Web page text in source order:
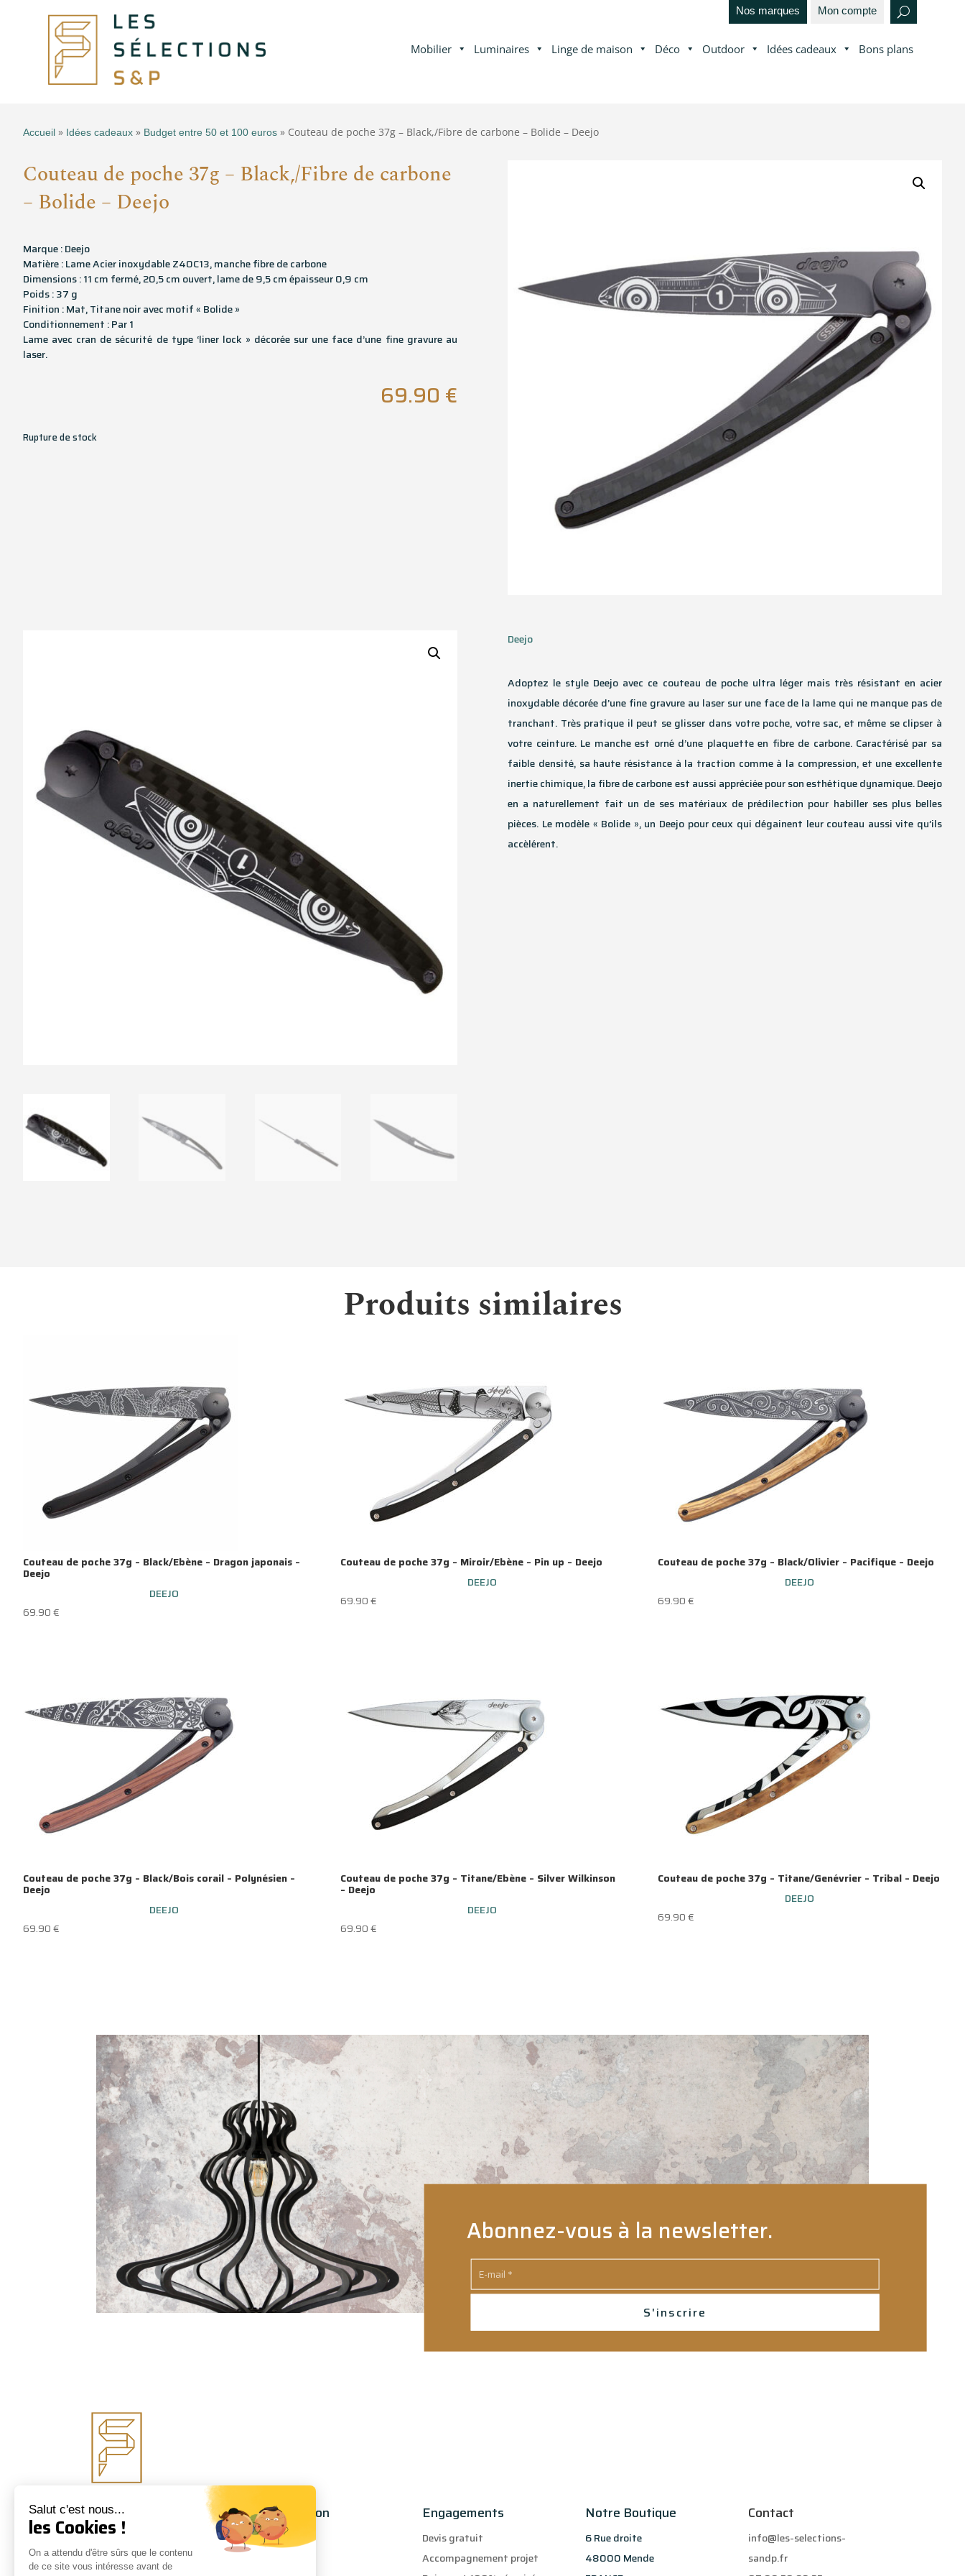
Salut c'est nous...
les Cookies !
On a attendu d'être sûrs que le contenu
de ce site vous intéresse avant de
Nos marques Mon compte
Mobilier Luminaires Linge de maison Déco Outdoor Idées cadeaux Bons plans
Accueil » Idées cadeaux » Budget entre 50 et 100 euros » Couteau de poche 37g – Black,/Fibre de carbone – Bolide – Deejo
Couteau de poche 37g – Black,/Fibre de carbone
– Bolide – Deejo
Marque : Deejo
Matière : Lame Acier inoxydable Z40C13, manche fibre de carbone
Dimensions : 11 cm fermé, 20,5 cm ouvert, lame de 9,5 cm épaisseur 0,9 cm
Poids : 37 g
Finition : Mat, Titane noir avec motif « Bolide »
Conditionnement : Par 1
Lame avec cran de sécurité de type ‘liner lock » décorée sur une face d’une fine gravure au
laser.
69.90 €
Rupture de stock
Deejo
Adoptez le style Deejo avec ce couteau de poche ultra léger mais très résistant en acier
inoxydable décorée d’une fine gravure au laser sur une face de la lame qui ne manque pas de
tranchant. Très pratique il peut se glisser dans votre poche, votre sac, et même se clipser à
votre ceinture. Le manche est orné d’une plaquette en fibre de carbone. Caractérisé par sa
faible densité, sa haute résistance à la traction comme à la compression, et une excellente
inertie chimique, la fibre de carbone est aussi appréciée pour son esthétique dynamique. Deejo
en a naturellement fait un de ses matériaux de prédilection pour habiller ses plus belles
pièces. Le modèle « Bolide », un Deejo pour ceux qui dégainent leur couteau aussi vite qu’ils
accèlérent.
Produits similaires
Couteau de poche 37g – Black/Ebène – Dragon japonais –
Deejo
DEEJO
69.90€
Couteau de poche 37g – Miroir/Ebène – Pin up – Deejo
DEEJO
69.90€
Couteau de poche 37g – Black/Olivier – Pacifique – Deejo
DEEJO
69.90€
Couteau de poche 37g – Black/Bois corail – Polynésien –
Deejo
DEEJO
69.90€
Couteau de poche 37g – Titane/Ebène – Silver Wilkinson
– Deejo
DEEJO
69.90€
Couteau de poche 37g – Titane/Genévrier – Tribal – Deejo
DEEJO
69.90€
Abonnez-vous à la newsletter.
S'inscrire
Suivez-nous Information
À propos
Engagements
Devis gratuit
Accompagnement projet
Notre Boutique
6 Rue droite
48000 Mende
Contact
info@les-selections-
sandp.fr